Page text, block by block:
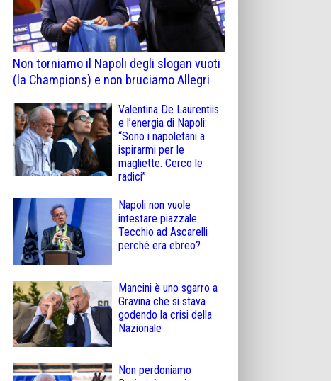
Non torniamo il Napoli degli slogan vuoti
(la Champions) e non bruciamo Allegri
Valentina De Laurentiis
e l’energia di Napoli:
“Sono i napoletani a
ispirarmi per le
magliette. Cerco le
radici”
Napoli non vuole
intestare piazzale
Tecchio ad Ascarelli
perché era ebreo?
Mancini è uno sgarro a
Gravina che si stava
godendo la crisi della
Nazionale
Non perdoniamo